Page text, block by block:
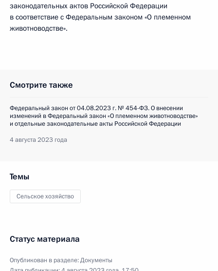
законодательных актов Российской Федерации
в соответствие с Федеральным законом «О племенном
животноводстве».
Смотрите также
Федеральный закон от 04.08.2023 г. № 454-ФЗ. О внесении
изменений в Федеральный закон «О племенном животноводстве»
и отдельные законодательные акты Российской Федерации
4 августа 2023 года
Темы
Сельское хозяйство
Статус материала
Опубликован в разделе:Документы